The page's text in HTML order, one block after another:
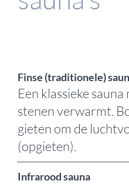
Finse (traditionele)
Een klassieke
stenen verwarmt.
gieten om de
(opgieten).
Infrarood sauna